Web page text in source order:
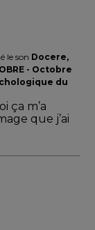
le son Docere,
- Octobre
du
ça m’a
que j’ai